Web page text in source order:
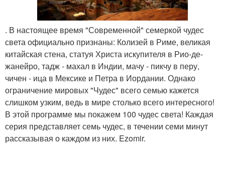
. В настоящее время "Современной" семеркой чудес
света официально признаны: Колизей в Риме, великая
китайская стена, статуя Христа искупителя в Рио-де-
жанейро, тадж - махал в Индии, мачу - пикчу в перу,
чичен - ица в Мексике и Петра в Иордании. Однако
ограничение мировых "Чудес" всего семью кажется
слишком узким, ведь в мире столько всего интересного!
В этой программе мы покажем 100 чудес света! Каждая
серия представляет семь чудес, в течении семи минут
рассказывая о каждом из них. Ezomir.